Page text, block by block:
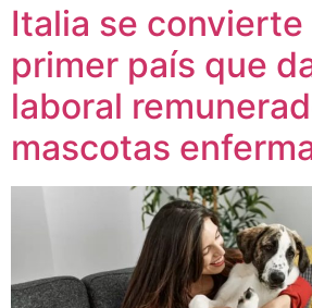
Italia se convierte
primer país que
laboral
mascotas